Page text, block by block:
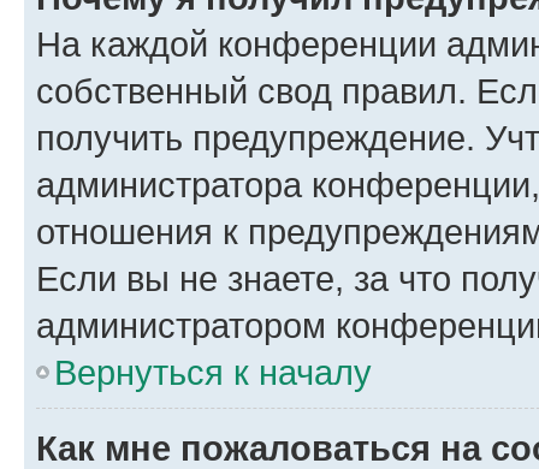
На каждой конференции
собственный свод правил.
получить предупреждение.
администратора
отношения к
Если вы не знаете, за что
администратором
Вернуться к началу
Как мне пожаловаться на